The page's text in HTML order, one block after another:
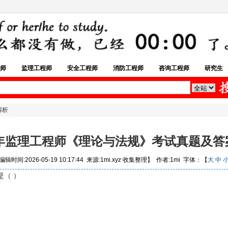
监理工程师 安全工程师 消防工程师 咨询工程师 研究生
析
监理工程师《理论与法规》考试真题及
辑时间:2026-05-19 10:17:44 来源:1mi.xyz 收集整理】 作者:1mi 字体：【大 中
）